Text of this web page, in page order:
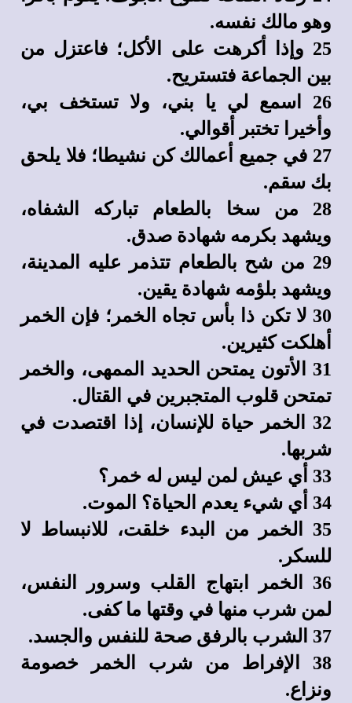
وهو مالك نفسه.
25 وإذا أكرهت على الأكل؛ فاعتزل من
بين الجماعة فتستريح.
26 اسمع لي يا بني، ولا تستخف بي،
وأخيرا تختبر أقوالي.
27 في جميع أعمالك كن نشيطا؛ فلا يلحق
بك سقم.
28 من سخا بالطعام تباركه الشفاه،
ويشهد بكرمه شهادة صدق.
29 من شح بالطعام تتذمر عليه المدينة،
ويشهد بلؤمه شهادة يقين.
30 لا تكن ذا بأس تجاه الخمر؛ فإن الخمر
أهلكت كثيرين.
31 الأتون يمتحن الحديد الممهى، والخمر
تمتحن قلوب المتجبرين في القتال.
32 الخمر حياة للإنسان، إذا اقتصدت في
شربها.
33 أي عيش لمن ليس له خمر؟
34 أي شيء يعدم الحياة؟ الموت.
35 الخمر من البدء خلقت، للانبساط لا
للسكر.
36 الخمر ابتهاج القلب وسرور النفس،
لمن شرب منها في وقتها ما كفى.
37 الشرب بالرفق صحة للنفس والجسد.
38 الإفراط من شرب الخمر خصومة
ونزاع.